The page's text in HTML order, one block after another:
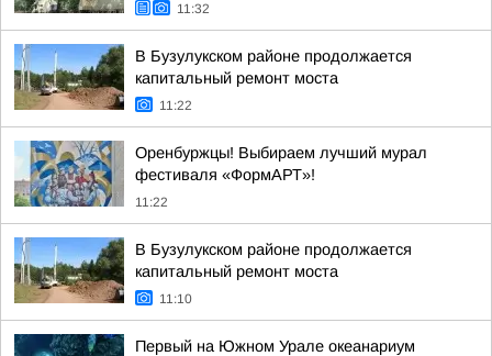
11:32
В Бузулукском районе продолжается
капитальный ремонт моста
11:22
Оренбуржцы! Выбираем лучший мурал
фестиваля «ФормАРТ»!
11:22
В Бузулукском районе продолжается
капитальный ремонт моста
11:10
Первый на Южном Урале океанариум